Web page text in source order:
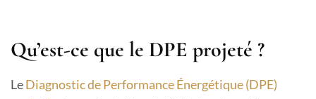
Qu’est-ce que le DPE projeté ?
LeDiagnostic de Performance Énergétique (DPE)